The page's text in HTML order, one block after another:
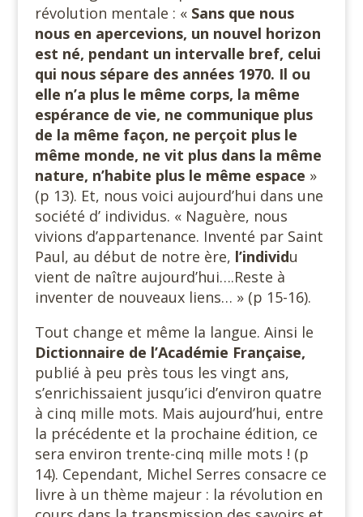
révolution mentale : « Sans que nous
nous en apercevions, un nouvel horizon
est né, pendant un intervalle bref, celui
qui nous sépare des années 1970. Il ou
elle n’a plus le même corps, la même
espérance de vie, ne communique plus
de la même façon, ne perçoit plus le
même monde, ne vit plus dans la même
nature, n’habite plus le même espace »
(p 13). Et, nous voici aujourd’hui dans une
société d’ individus. « Naguère, nous
vivions d’appartenance. Inventé par Saint
Paul, au début de notre ère, l’individu
vient de naître aujourd’hui….Reste à
inventer de nouveaux liens… » (p 15-16).
Tout change et même la langue. Ainsi le
Dictionnaire de l’Académie Française,
publié à peu près tous les vingt ans,
s’enrichissaient jusqu’ici d’environ quatre
à cinq mille mots. Mais aujourd’hui, entre
la précédente et la prochaine édition, ce
sera environ trente-cinq mille mots ! (p
14). Cependant, Michel Serres consacre ce
livre à un thème majeur : la révolution en